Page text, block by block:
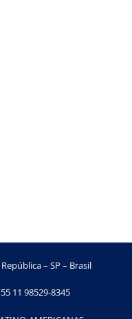
– SP – Brasil
11 98529-8345